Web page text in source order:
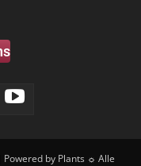
Powered by Plants ☼ Alle